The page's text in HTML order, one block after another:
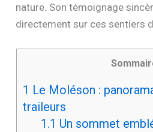
nature. Son témoignage
directement sur ces sentiers
1 Le Moléson :
traileurs
1.1 Un sommet